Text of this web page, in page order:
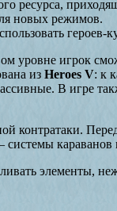
ресурса,
новых режимов.
героев-
уровне игрок
из Heroes V: к
В игре
контратаки.
караванов
элементы,